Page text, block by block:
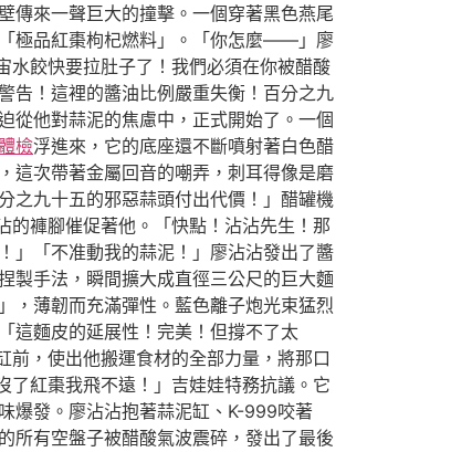
來一聲巨大的撞擊。一個穿著黑色燕尾
極品紅棗枸杞燃料」。「你怎麼——」廖
水餃快要拉肚子了！我們必須在你被醋酸
告！這裡的醬油比例嚴重失衡！百分之九
從他對蒜泥的焦慮中，正式開始了。一個
檢浮進來，它的底座還不斷噴射著白色醋
這次帶著金屬回音的嘲弄，刺耳得像是磨
之九十五的邪惡蒜頭付出代價！」醋罐機
褲腳催促著他。「快點！沾沾先生！那
」「不准動我的蒜泥！」廖沾沾發出了醬
製手法，瞬間擴大成直徑三公尺的巨大麵
，薄韌而充滿彈性。藍色離子炮光束猛烈
這麵皮的延展性！完美！但撐不了太
，使出他搬運食材的全部力量，將那口
紅棗我飛不遠！」吉娃娃特務抗議。它
爆發。廖沾沾抱著蒜泥缸、K-999咬著
所有空盤子被醋酸氣波震碎，發出了最後